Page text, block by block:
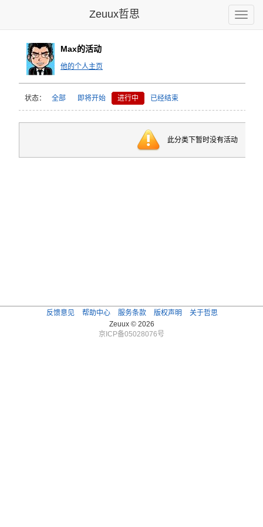
Toggle
Zeuux哲思
Max的活动
他的个人主页
状态： 全部 即将开始 进行中 已经结束
此分类下暂时没有活动
反馈意见 帮助中心 服务条款 版权声明
关于哲思
Zeuux © 2026
京ICP备05028076号